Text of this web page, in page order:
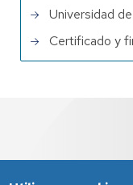
Universidad
Certificado y